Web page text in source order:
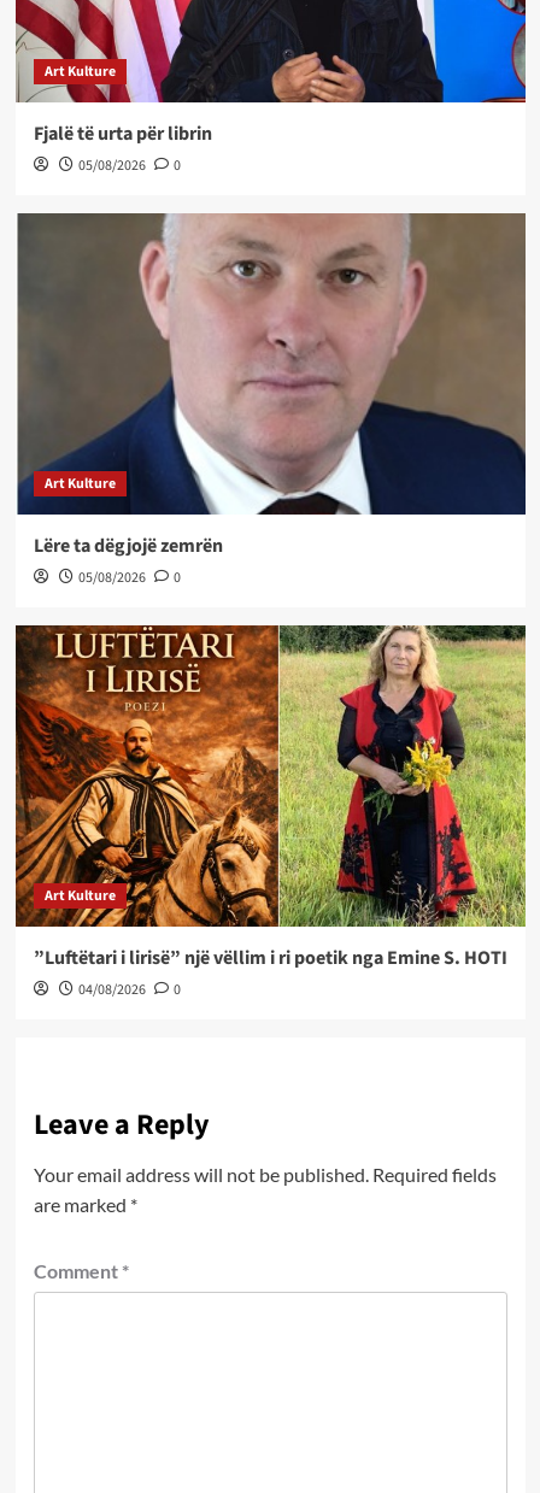
Art Kulture
Fjalë të urta për librin
05/08/2026 0
Art Kulture
Lëre ta dëgjojë zemrën
05/08/2026 0
Art Kulture
”Luftëtari i lirisë” një vëllim i ri poetik nga Emine S. HOTI
04/08/2026 0
Leave a Reply
Your email address will not be published. Required fields
are marked *
Comment *